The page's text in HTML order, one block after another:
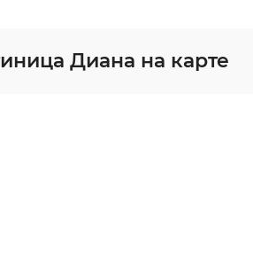
Диана на карте